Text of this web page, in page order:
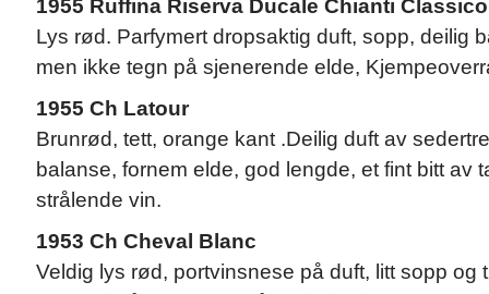
1955 Ruffina Riserva Ducale Chianti Classico
Lys rød. Parfymert dropsaktig duft, sopp, deilig
men ikke tegn på sjenerende elde,
1955 Ch Latour
Brunrød, tett, orange kant .Deilig duft av
balanse, fornem elde, god lengde, et fint bitt av
strålende vin.
1953 Ch Cheval Blanc
Veldig lys rød, portvinsnese på duft, litt sopp og